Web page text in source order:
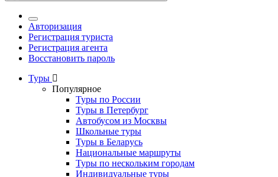
Авторизация
Регистрация туриста
Регистрация агента
Восстановить пароль
Туры
Популярное
Туры по России
Туры в Петербург
Автобусом из Москвы
Школьные туры
Туры в Беларусь
Национальные маршруты
Туры по нескольким городам
Индивидуальные туры